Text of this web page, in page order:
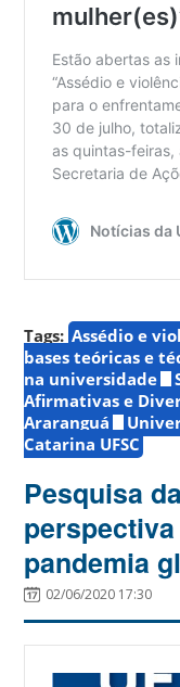
Tags: Assédio e
bases teóricas e
na universidade
Afirmativas e
Araranguá
Catarina UFSC
Pesquisa
pandemia
02/06/2020 17:30